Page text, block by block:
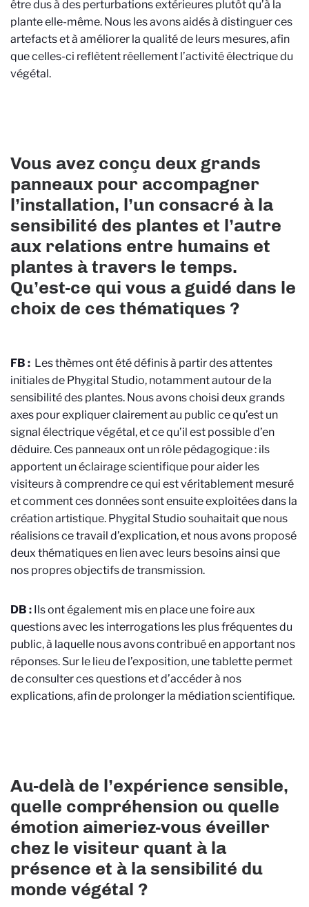
être dus à des perturbations extérieures plutôt qu’à la
plante elle-même. Nous les avons aidés à distinguer ces
artefacts et à améliorer la qualité de leurs mesures, afin
que celles-ci reflètent réellement l’activité électrique du
végétal.
Vous avez conçu deux grands
panneaux pour accompagner
l’installation, l’un consacré à la
sensibilité des plantes et l’autre
aux relations entre humains et
plantes à travers le temps.
Qu’est-ce qui vous a guidé dans le
choix de ces thématiques ?
FB : Les thèmes ont été définis à partir des attentes
initiales de Phygital Studio, notamment autour de la
sensibilité des plantes. Nous avons choisi deux grands
axes pour expliquer clairement au public ce qu’est un
signal électrique végétal, et ce qu’il est possible d’en
déduire. Ces panneaux ont un rôle pédagogique : ils
apportent un éclairage scientifique pour aider les
visiteurs à comprendre ce qui est véritablement mesuré
et comment ces données sont ensuite exploitées dans la
création artistique. Phygital Studio souhaitait que nous
réalisions ce travail d’explication, et nous avons proposé
deux thématiques en lien avec leurs besoins ainsi que
nos propres objectifs de transmission.
DB : Ils ont également mis en place une foire aux
questions avec les interrogations les plus fréquentes du
public, à laquelle nous avons contribué en apportant nos
réponses. Sur le lieu de l’exposition, une tablette permet
de consulter ces questions et d’accéder à nos
explications, afin de prolonger la médiation scientifique.
Au-delà de l’expérience sensible,
quelle compréhension ou quelle
émotion aimeriez-vous éveiller
chez le visiteur quant à la
présence et à la sensibilité du
monde végétal ?